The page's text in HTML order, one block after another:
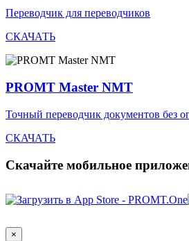
Переводчик для переводчиков
СКАЧАТЬ
PROMT Master NMT
Точный переводчик документов без
СКАЧАТЬ
Скачайте мобильное
×